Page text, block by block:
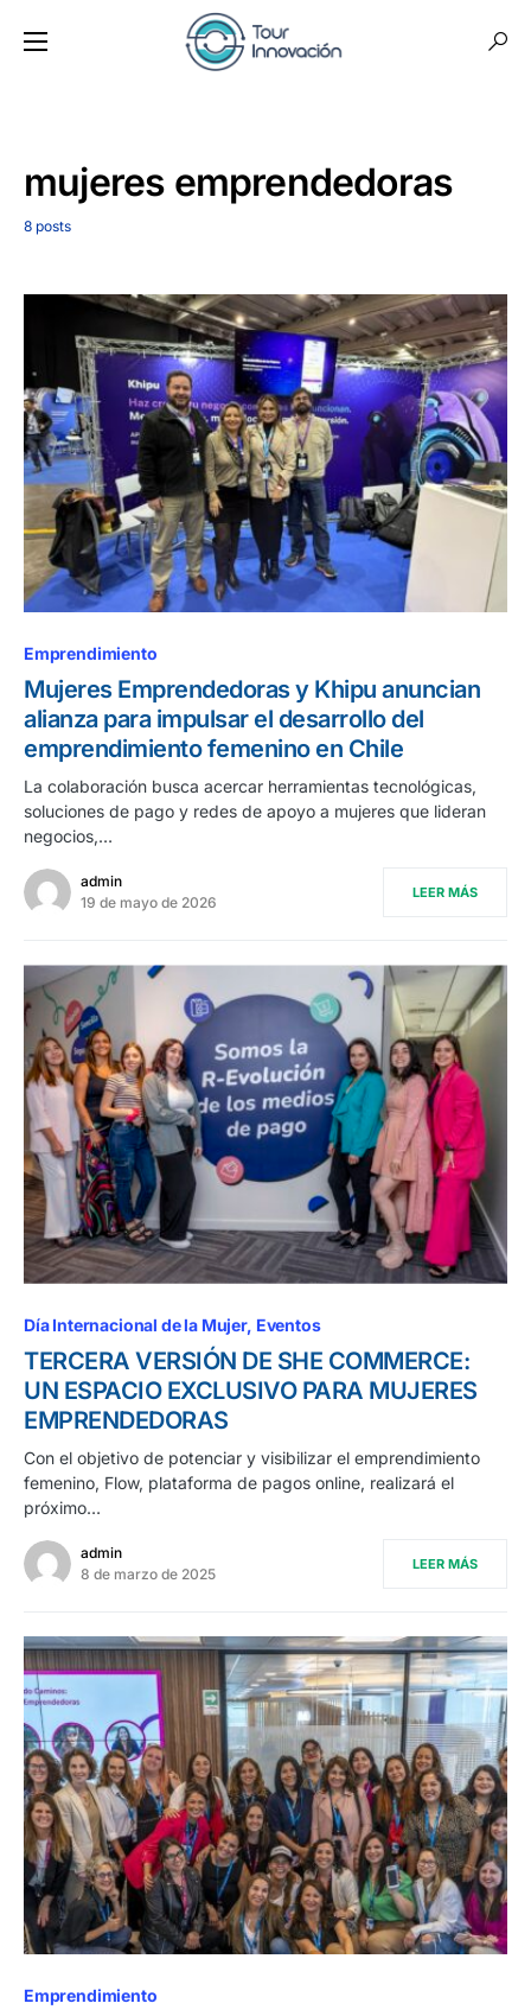
mujeres emprendedoras
8 posts
Emprendimiento
Mujeres Emprendedoras y Khipu anuncian
alianza para impulsar el desarrollo del
emprendimiento femenino en Chile
La colaboración busca acercar herramientas tecnológicas,
soluciones de pago y redes de apoyo a mujeres que lideran
negocios,…
admin
19 de mayo de 2026
LEER MÁS
Día Internacional de la Mujer Eventos
TERCERA VERSIÓN DE SHE COMMERCE:
UN ESPACIO EXCLUSIVO PARA MUJERES
EMPRENDEDORAS
Con el objetivo de potenciar y visibilizar el emprendimiento
femenino, Flow, plataforma de pagos online, realizará el
próximo…
admin
8 de marzo de 2025
LEER MÁS
Emprendimiento